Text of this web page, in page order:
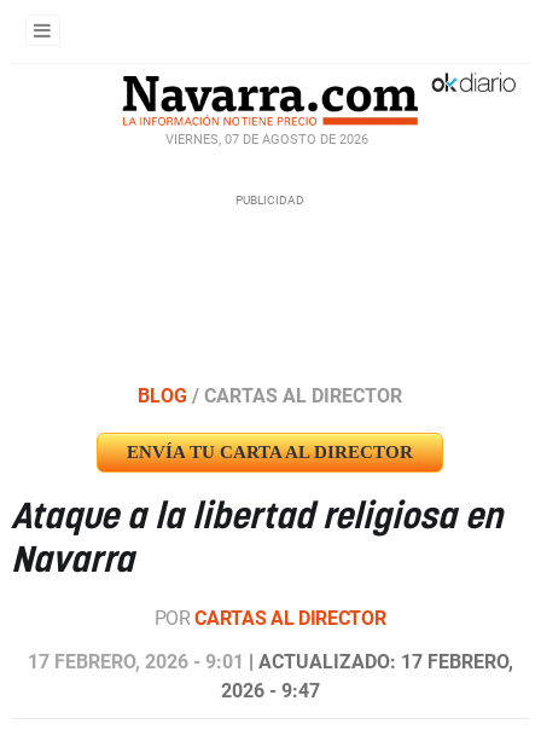
VIERNES, 07 DE AGOSTO DE 2026
BLOG / CARTAS AL DIRECTOR
ENVÍA TU CARTA AL DIRECTOR
Ataque a la libertad religiosa en
Navarra
PORCARTAS AL DIRECTOR
17 FEBRERO, 2026 - 9:01 | ACTUALIZADO: 17 FEBRERO,
2026 - 9:47